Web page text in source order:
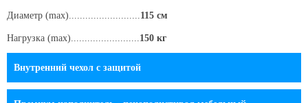
Диаметр (max).......................... 115 см
Нагрузка (max)......................... 150 кг
Внутренний чехол c защитой